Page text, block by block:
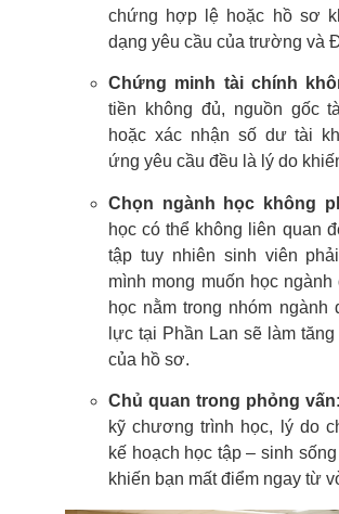
chứng hợp lệ hoặc hồ sơ
dạng yêu cầu của trường và
Chứng minh tài chính
tiền không đủ, nguồn gốc
hoặc xác nhận số dư tài
ứng yêu cầu đều là lý do
Chọn ngành học không
học có thể không liên quan
tập tuy nhiên sinh viên
mình mong muốn học ngành
học nằm trong nhóm ngành
lực tại Phần Lan sẽ làm
của hồ sơ.
Chủ quan trong phỏng vấn
kỹ chương trình học, lý do
kế hoạch học tập – sinh
khiến bạn mất điểm ngay từ